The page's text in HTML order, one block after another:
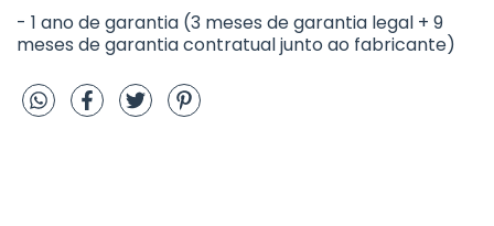
- 1 ano de garantia (3 meses de garantia legal + 9
meses de garantia contratual junto ao fabricante)